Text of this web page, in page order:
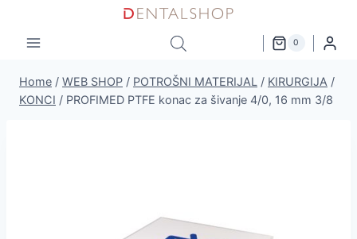
content
0
Home / WEB SHOP / POTROŠNI MATERIJAL / KIRURGIJA /
KONCI / PROFIMED PTFE konac za šivanje 4/0, 16 mm 3/8